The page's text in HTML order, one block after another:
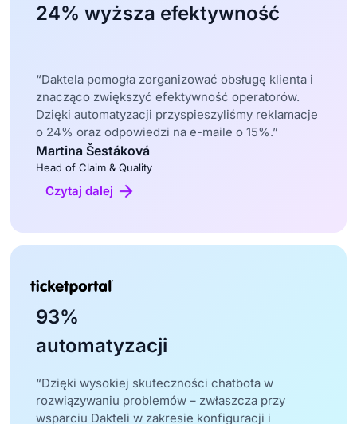
24% wyższa efektywność
“Daktela pomogła zorganizować obsługę klienta i
znacząco zwiększyć efektywność operatorów.
Dzięki automatyzacji przyspieszyliśmy reklamacje
o 24% oraz odpowiedzi na e-maile o 15%.”
Martina Šestáková
Head of Claim & Quality
Czytaj dalej
93%
automatyzacji
“Dzięki wysokiej skuteczności chatbota w
rozwiązywaniu problemów – zwłaszcza przy
wsparciu Dakteli w zakresie konfiguracji i